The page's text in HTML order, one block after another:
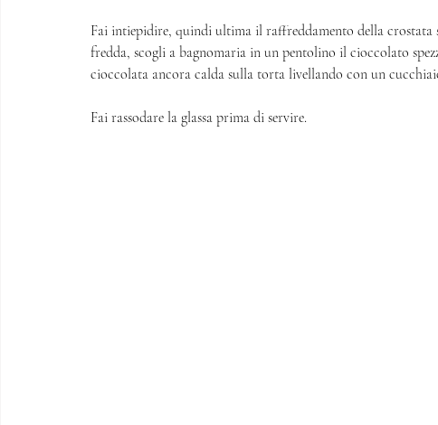
Fai intiepidire, quindi ultima il raffreddamento della crostata
fredda, scogli a bagnomaria in un pentolino il cioccolato
cioccolata ancora calda sulla torta livellando con un
Fai rassodare la glassa prima di servire.